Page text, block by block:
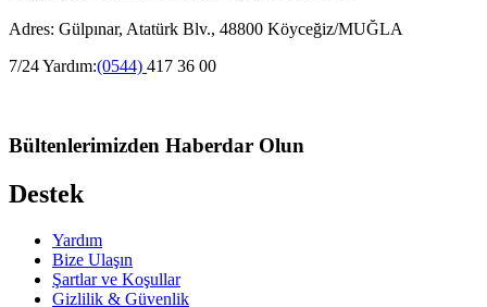
Adres: Gülpınar, Atatürk Blv., 48800 Köyceğiz/MUĞLA
7/24 Yardım:(0544) 417 36 00
Bültenlerimizden Haberdar Olun
Destek
Yardım
Bize Ulaşın
Şartlar ve Koşullar
Gizlilik & Güvenlik